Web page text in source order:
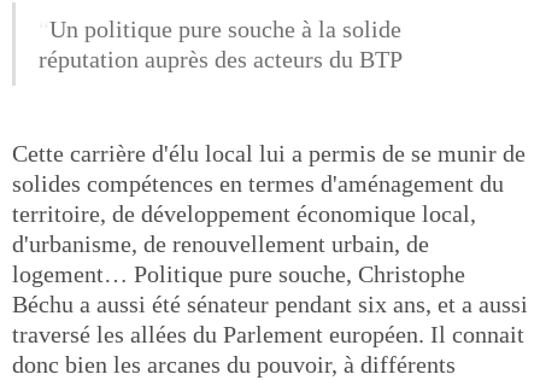
Un politique pure souche à la solide
réputation auprès des acteurs du BTP
Cette carrière d'élu local lui a permis de se munir de
solides compétences en termes d'aménagement du
territoire, de développement économique local,
d'urbanisme, de renouvellement urbain, de
logement… Politique pure souche, Christophe
Béchu a aussi été sénateur pendant six ans, et a aussi
traversé les allées du Parlement européen. Il connait
donc bien les arcanes du pouvoir, à différents